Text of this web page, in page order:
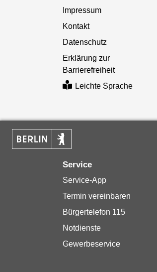
Impressum
Kontakt
Datenschutz
Erklärung zur
Barrierefreiheit
Leichte Sprache
Service
Service-App
Termin vereinbaren
Bürgertelefon 115
Notdienste
Gewerbeservice